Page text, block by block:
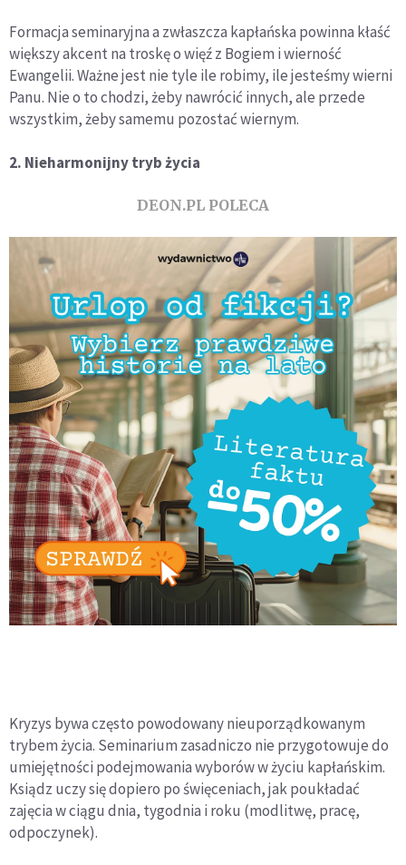
Formacja seminaryjna a zwłaszcza kapłańska powinna kłaść
większy akcent na troskę o więź z Bogiem i wierność
Ewangelii. Ważne jest nie tyle ile robimy, ile jesteśmy wierni
Panu. Nie o to chodzi, żeby nawrócić innych, ale przede
wszystkim, żeby samemu pozostać wiernym.
2. Nieharmonijny tryb życia
DEON.PL POLECA
Kryzys bywa często powodowany nieuporządkowanym
trybem życia. Seminarium zasadniczo nie przygotowuje do
umiejętności podejmowania wyborów w życiu kapłańskim.
Ksiądz uczy się dopiero po święceniach, jak poukładać
zajęcia w ciągu dnia, tygodnia i roku (modlitwę, pracę,
odpoczynek).